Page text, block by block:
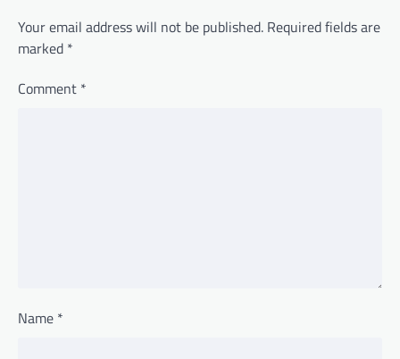
Your email address will not be published. Required fields are
marked *
Comment *
Name *